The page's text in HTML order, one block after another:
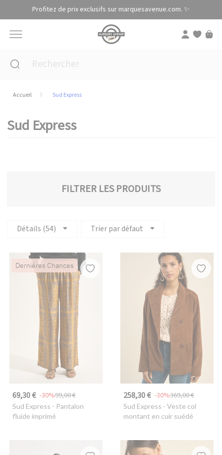
Profitez de prix exclusifs sur marquesavenue.com. ✨
Accueil Sud Express
Sud Express
FILTRER LES PRODUITS
Détails (54) Trier par défaut
Dernières Chances
69,30 € 99,00 €
-30%
Sud Express - Pantalon
fluide imprimé
258,30 € 369,00 €
-30%
Sud Express - Veste col
montant en cuir suédé
Panneau de gestion des cookies